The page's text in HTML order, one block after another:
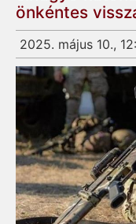
önkéntes
2025. május 10.,